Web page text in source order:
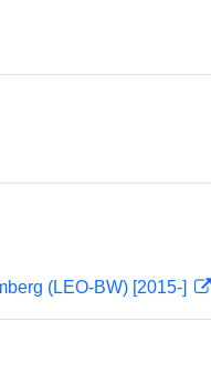
(LEO-BW) [2015-]